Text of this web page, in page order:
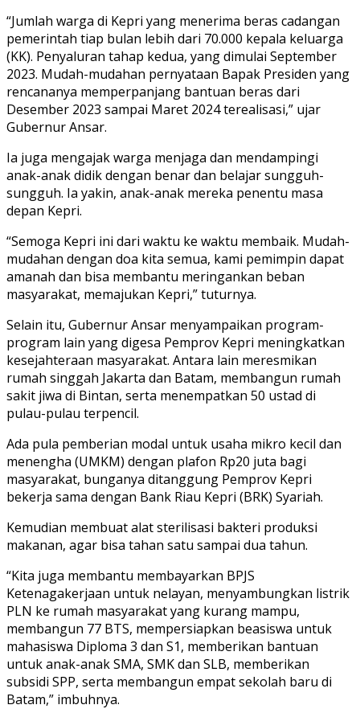
“Jumlah warga di Kepri yang menerima beras cadangan
pemerintah tiap bulan lebih dari 70.000 kepala keluarga
(KK). Penyaluran tahap kedua, yang dimulai September
2023. Mudah-mudahan pernyataan Bapak Presiden yang
rencananya memperpanjang bantuan beras dari
Desember 2023 sampai Maret 2024 terealisasi,” ujar
Gubernur Ansar.
Ia juga mengajak warga menjaga dan mendampingi
anak-anak didik dengan benar dan belajar sungguh-
sungguh. Ia yakin, anak-anak mereka penentu masa
depan Kepri.
“Semoga Kepri ini dari waktu ke waktu membaik. Mudah-
mudahan dengan doa kita semua, kami pemimpin dapat
amanah dan bisa membantu meringankan beban
masyarakat, memajukan Kepri,” tuturnya.
Selain itu, Gubernur Ansar menyampaikan program-
program lain yang digesa Pemprov Kepri meningkatkan
kesejahteraan masyarakat. Antara lain meresmikan
rumah singgah Jakarta dan Batam, membangun rumah
sakit jiwa di Bintan, serta menempatkan 50 ustad di
pulau-pulau terpencil.
Ada pula pemberian modal untuk usaha mikro kecil dan
menengha (UMKM) dengan plafon Rp20 juta bagi
masyarakat, bunganya ditanggung Pemprov Kepri
bekerja sama dengan Bank Riau Kepri (BRK) Syariah.
Kemudian membuat alat sterilisasi bakteri produksi
makanan, agar bisa tahan satu sampai dua tahun.
“Kita juga membantu membayarkan BPJS
Ketenagakerjaan untuk nelayan, menyambungkan listrik
PLN ke rumah masyarakat yang kurang mampu,
membangun 77 BTS, mempersiapkan beasiswa untuk
mahasiswa Diploma 3 dan S1, memberikan bantuan
untuk anak-anak SMA, SMK dan SLB, memberikan
subsidi SPP, serta membangun empat sekolah baru di
Batam,” imbuhnya.